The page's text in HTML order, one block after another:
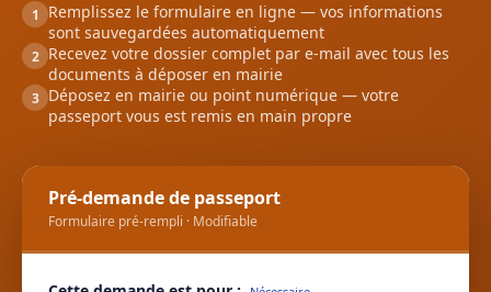
1
Remplissez le formulaire en ligne — vos informations
sont sauvegardées automatiquement
2 Recevez votre dossier complet par e-mail avec tous les
documents à déposer en mairie
3 Déposez en mairie ou point numérique — votre
passeport vous est remis en main propre
Pré-demande de passeport
Formulaire pré-rempli · Modifiable